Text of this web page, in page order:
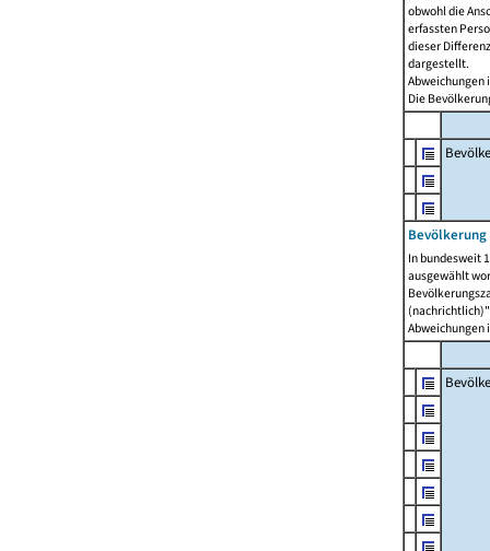
obwohl die
erfassten
dieser
dargestellt.
Abweichungen
Die
In bundesweit
ausgewählt
Abweichungen